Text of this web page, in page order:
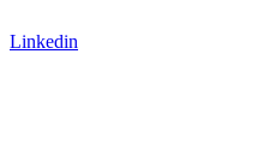
Linkedin